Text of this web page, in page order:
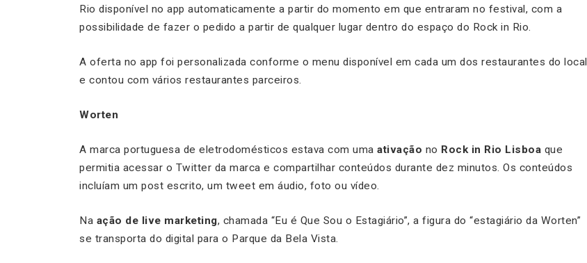
Rio disponível no app automaticamente a partir do momento em que entraram no festival, com a
possibilidade de fazer o pedido a partir de qualquer lugar dentro do espaço do Rock in Rio.
A oferta no app foi personalizada conforme o menu disponível em cada um dos restaurantes do local
e contou com vários restaurantes parceiros.
Worten
A marca portuguesa de eletrodomésticos estava com uma ativação no Rock in Rio Lisboa que
permitia acessar o Twitter da marca e compartilhar conteúdos durante dez minutos. Os conteúdos
incluíam um post escrito, um tweet em áudio, foto ou vídeo.
Na ação de live marketing, chamada “Eu é Que Sou o Estagiário”, a figura do “estagiário da Worten”
se transporta do digital para o Parque da Bela Vista.